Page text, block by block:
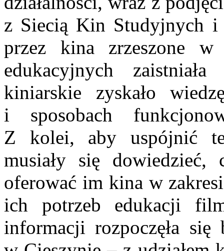
z Siecią Kin Studyjnych
przez kina zrzeszone
edukacyjnych
kiniarskie zyskało
i sposobach
Z kolei, aby uspójnić te
musiały się
oferować im kina w
ich potrzeb edukacji
informacji rozpoczęła